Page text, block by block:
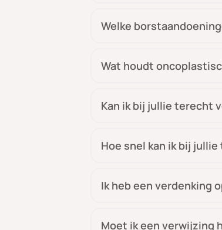
Welke
Wat houdt
Kan ik bij jullie terecht
Hoe snel kan ik bij
Ik heb een verdenking
Moet ik een verwijzing